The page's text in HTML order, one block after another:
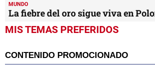
MUNDO
La fiebre del oro sigue viva en
MIS TEMAS PREFERIDOS